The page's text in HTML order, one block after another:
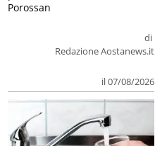
di
Redazione Aostanews.it
il 07/08/2026
Porossan